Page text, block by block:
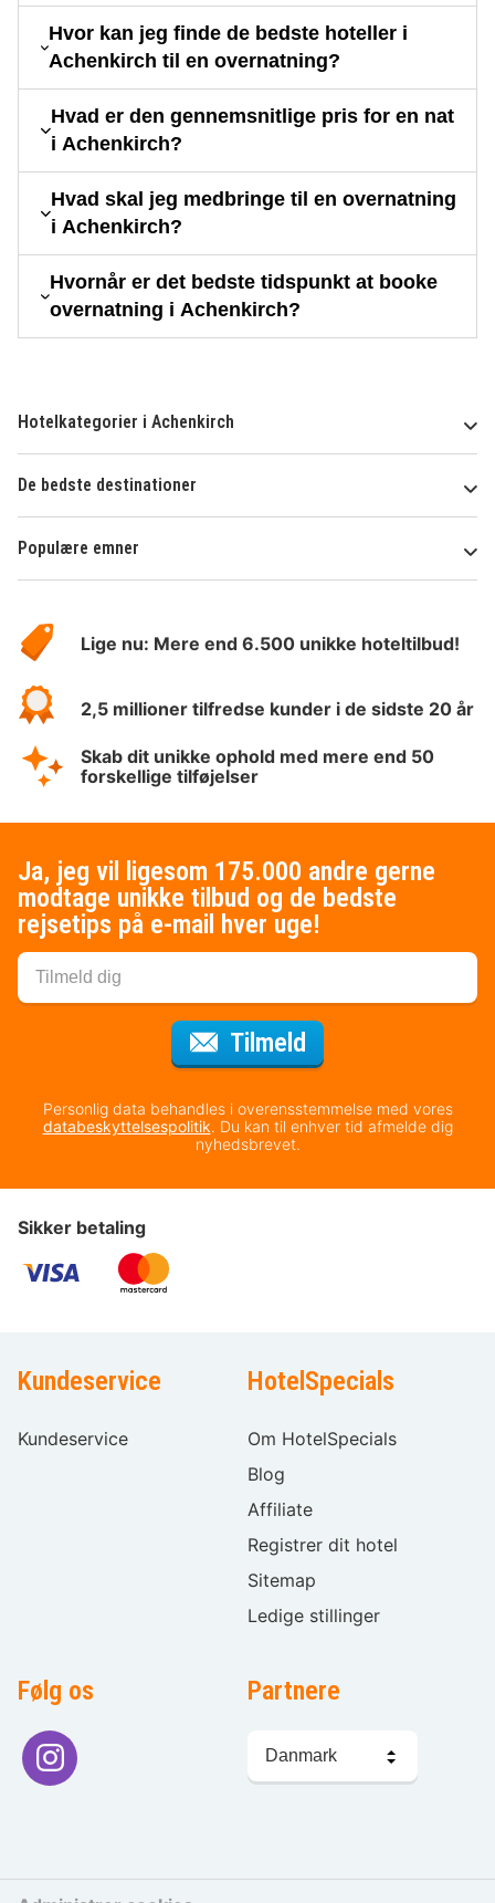
Hvor kan jeg finde de bedste hoteller i
Achenkirch til en overnatning?
Hvad er den gennemsnitlige pris for en nat
i Achenkirch?
Hvad skal jeg medbringe til en overnatning
i Achenkirch?
Hvornår er det bedste tidspunkt at booke
overnatning i Achenkirch?
Hotelkategorier i Achenkirch
De bedste destinationer
Populære emner
HotelSpecials
Lige nu: Mere end 6.500 unikke hoteltilbud!
2,5 millioner tilfredse kunder i de sidste 20 år
Skab dit unikke ophold med mere end 50
forskellige tilføjelser
Ja, jeg vil ligesom 175.000 andre gerne
modtage unikke tilbud og de bedste
rejsetips på e-mail hver uge!
Tilmeld
Personlig data behandles i overensstemmelse med vores
databeskyttelsespolitik. Du kan til enhver tid afmelde dig
nyhedsbrevet.
Sikker betaling
Kundeservice
Kundeservice
HotelSpecials
Om HotelSpecials
Blog
Affiliate
Registrer dit hotel
Sitemap
Ledige stillinger
Følg os Partnere